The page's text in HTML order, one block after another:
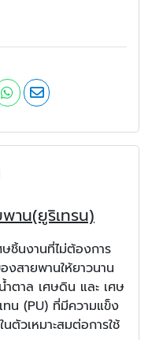
าน(ยูริเทรน)
ชิ้นงานที่ไม่ต้องการ
สายพานให้ยาวนาน
ตาล เศษดิน และ เศษ
น (PU) ที่มีความแข็ง
ตัวเหมาะสมต่อการใช้